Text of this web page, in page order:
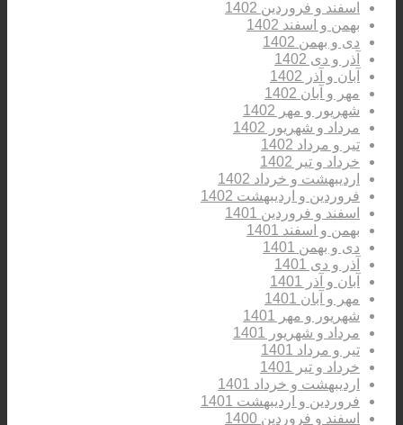
اسفند و فروردین 1402
بهمن و اسفند 1402
دی و بهمن 1402
آذر و دی 1402
آبان و آذر 1402
مهر و آبان 1402
شهریور و مهر 1402
مرداد و شهریور 1402
تیر و مرداد 1402
خرداد و تیر 1402
اردیبهشت و خرداد 1402
فروردین و اردیبهشت 1402
اسفند و فروردین 1401
بهمن و اسفند 1401
دی و بهمن 1401
آذر و دی 1401
آبان و آذر 1401
مهر و آبان 1401
شهریور و مهر 1401
مرداد و شهریور 1401
تیر و مرداد 1401
خرداد و تیر 1401
اردیبهشت و خرداد 1401
فروردین و اردیبهشت 1401
اسفند و فروردین 1400